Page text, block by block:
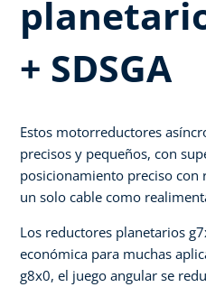
+ SDSGA
Estos motorreductores
precisos y pequeños, con
posicionamiento preciso con
un solo cable como
Los reductores planetarios
económica para muchas
g8x0, el juego angular se